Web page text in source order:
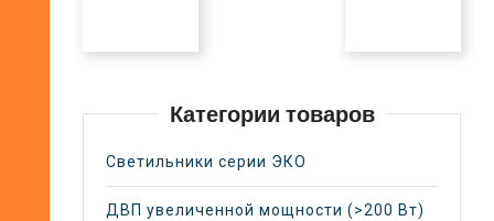
Категории товаров
Светильники серии ЭКО
ДВП увеличенной мощности (>200 Вт)